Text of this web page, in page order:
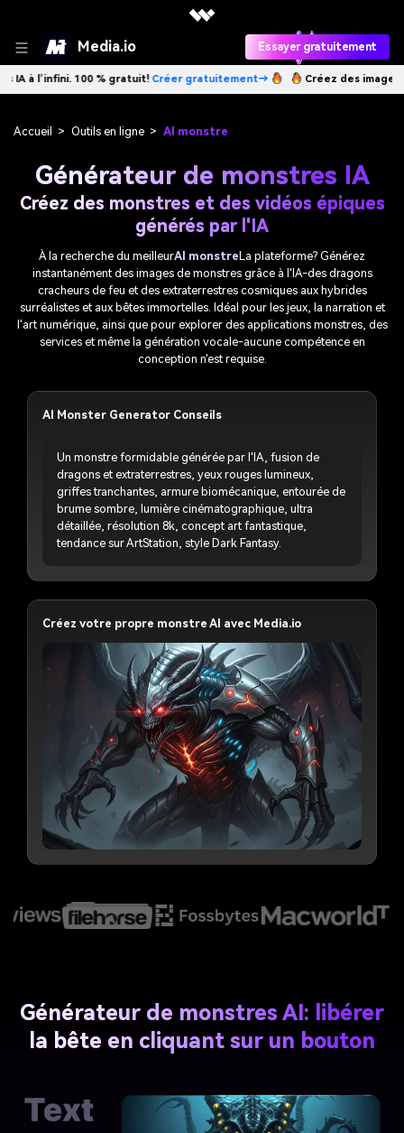
Media.io Essayer gratuitement
gratuit!Créer gratuitement→ Créez des images IA à l’infini. 100 %
Accueil > Outils en ligne > AI monstre
Générateur de monstres IA
Créez des monstres et des vidéos épiques
générés par l'IA
À la recherche du meilleurAI monstre La plateforme? Générez
instantanément des images de monstres grâce à l'IA-des dragons
cracheurs de feu et des extraterrestres cosmiques aux hybrides
surréalistes et aux bêtes immortelles. Idéal pour les jeux, la narration et
l'art numérique, ainsi que pour explorer des applications monstres, des
services et même la génération vocale-aucune compétence en
conception n'est requise.
AI Monster Generator Conseils
Un monstre formidable générée par l'IA, fusion de
dragons et extraterrestres, yeux rouges lumineux,
griffes tranchantes, armure biomécanique, entourée de
brume sombre, lumière cinématographique, ultra
détaillée, résolution 8k, concept art fantastique,
tendance sur ArtStation, style Dark Fantasy.
Créez votre propre monstre AI avec Media.io
Générateur de monstres AI: libérer
la bête en cliquant sur un bouton